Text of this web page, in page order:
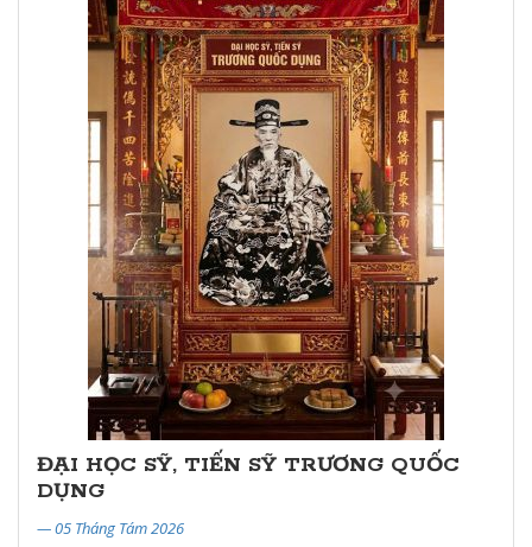
ĐẠI HỌC SỸ, TIẾN SỸ TRƯƠNG QUỐC
DỤNG
— 05 Tháng Tám 2026